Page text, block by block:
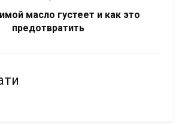
масло густеет и как это
предотвратить